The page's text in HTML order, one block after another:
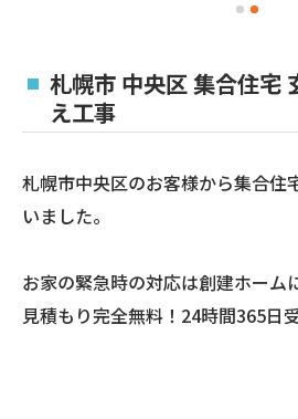
札幌市 中央区 集合住宅
え工事
札幌市中央区のお客様から集合住
いました。
お家の緊急時の対応は創建ホーム
見積もり完全無料！24時間365日